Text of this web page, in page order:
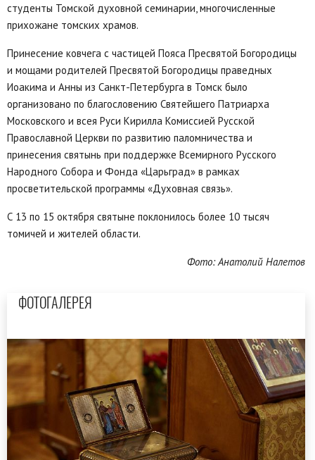
студенты Томской духовной семинарии, многочисленные
прихожане томских храмов.
Принесение ковчега с частицей Пояса Пресвятой Богородицы
и мощами родителей Пресвятой Богородицы праведных
Иоакима и Анны из Санкт-Петербурга в Томск было
организовано по благословению Святейшего Патриарха
Московского и всея Руси Кирилла Комиссией Русской
Православной Церкви по развитию паломничества и
принесения святынь при поддержке Всемирного Русского
Народного Собора и Фонда «Царьград» в рамках
просветительской программы «Духовная связь».
С 13 по 15 октября святыне поклонилось более 10 тысяч
томичей и жителей области.
Фото: Анатолий Налетов
ФОТОГАЛЕРЕЯ